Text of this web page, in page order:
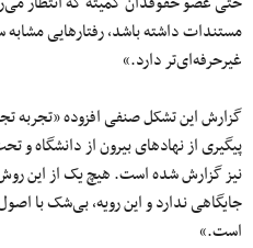
مستندات داشته باشد، رفتارهایی مشابه
غیرحرفه‌ای‌تر دارد.»
گزارش این تشکل صنفی افزوده
پیگیری از نهادهای بیرون از دانشگاه
نیز گزارش شده است. هیچ یک از این
جایگاهی ندارد و این رویه، بی‌شک با
است.»